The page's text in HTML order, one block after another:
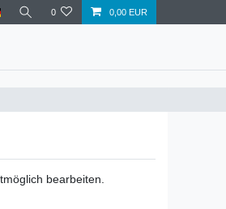
0 0,00 EUR
bearbeiten.